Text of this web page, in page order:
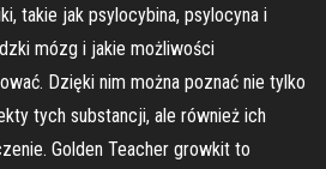
takie jak psylocybina, psylocyna i
mózg i jakie możliwości
Dzięki nim można poznać nie tylko
tych substancji, ale również ich
Golden Teacher growkit to